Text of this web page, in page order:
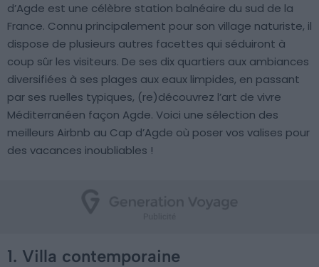
d’Agde est une célèbre station balnéaire du sud de la
France. Connu principalement pour son village naturiste, il
dispose de plusieurs autres facettes qui séduiront à
coup sûr les visiteurs. De ses dix quartiers aux ambiances
diversifiées à ses plages aux eaux limpides, en passant
par ses ruelles typiques, (re)découvrez l’art de vivre
Méditerranéen façon Agde. Voici une sélection des
meilleurs Airbnb au Cap d’Agde où poser vos valises pour
des vacances inoubliables !
1. Villa contemporaine